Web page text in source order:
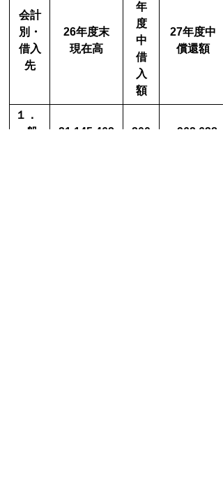
会計
別・
借入
先
26年度末
現在高
年
度
中
借
入
額
27年度中
償還額
１．
一般
21,145,462 200 962,638